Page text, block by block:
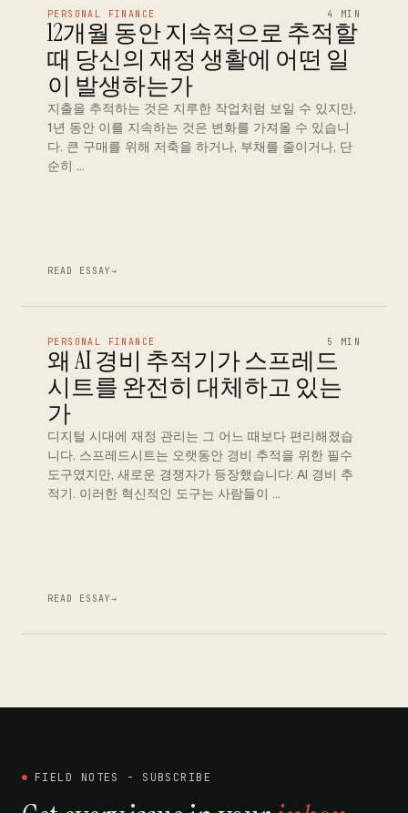
PERSONAL FINANCE 4 MIN
12개월 동안 지속적으로 추적할
때 당신의 재정 생활에 어떤 일
이 발생하는가
지출을 추적하는 것은 지루한 작업처럼 보일 수 있지만,
1년 동안 이를 지속하는 것은 변화를 가져올 수 있습니
다. 큰 구매를 위해 저축을 하거나, 부채를 줄이거나, 단
순히 …
READ ESSAY→
PERSONAL FINANCE 5 MIN
왜 AI 경비 추적기가 스프레드
시트를 완전히 대체하고 있는
가
디지털 시대에 재정 관리는 그 어느 때보다 편리해졌습
니다. 스프레드시트는 오랫동안 경비 추적을 위한 필수
도구였지만, 새로운 경쟁자가 등장했습니다: AI 경비 추
적기. 이러한 혁신적인 도구는 사람들이 …
READ ESSAY→
FIELD NOTES - SUBSCRIBE